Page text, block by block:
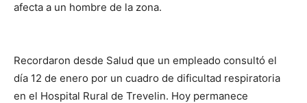
afecta a un hombre de la zona.
Recordaron desde Salud que un empleado consultó el
día 12 de enero por un cuadro de dificultad respiratoria
en el Hospital Rural de Trevelin. Hoy permanece